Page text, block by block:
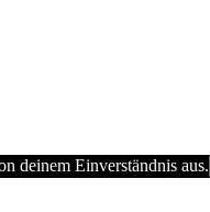
deinem Einverständnis aus.